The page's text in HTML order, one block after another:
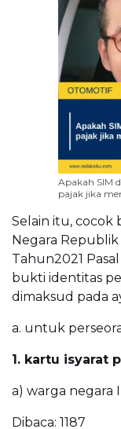
Apakah SIM
pajak jika
Selain itu, cocok
Negara
Tahun2021
bukti identitas
dimaksud pada
a. untuk
1. kartu isyarat
a) warga negara
Dibaca: 1187